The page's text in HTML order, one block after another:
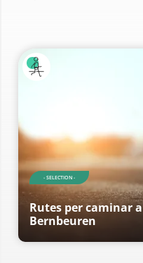
- SELECTION -
Rutes per caminar a
Bernbeuren